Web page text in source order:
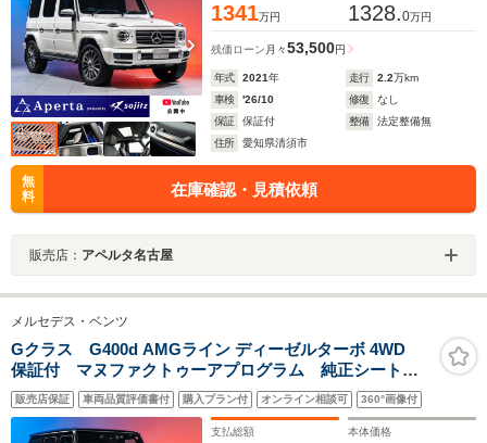
1341万円 1328.0万円
残価ローン 月々53,500円
年式 2021年 走行 2.2万km
車検
'26/10 修復
なし
保証
保証付 整備
法定整備無
住所
愛知県清須市
無
料
在庫確認・見積依頼
販売店： アペルタ名古屋
メルセデス・ベンツ
Gクラス G400d AMGライン ディーゼルターボ 4WD
保証付 マヌファクトゥーアプログラム 純正シートク
ーラー アップルカープレイ アダプティブクルーズコ
ントロール ブルメスターオーディオ 360カメラ レー
ダーセーフティPKG サンルーフ
販売店保証 車両品質評価書付 購入プラン付 オンライン相談可 360°画像付
支払総額 本体価格